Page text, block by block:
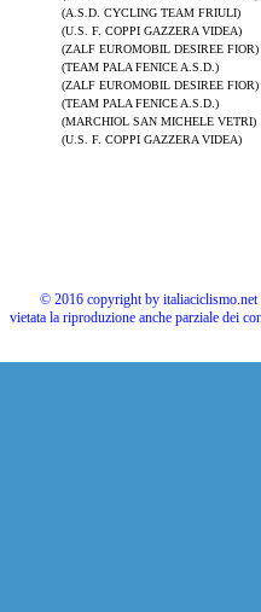
(A.S.D. CYCLING TEAM FRIULI)
(U.S. F. COPPI GAZZERA VIDEA)
(ZALF EUROMOBIL DESIREE FIOR)
(TEAM PALA FENICE A.S.D.)
(ZALF EUROMOBIL DESIREE FIOR)
(TEAM PALA FENICE A.S.D.)
(MARCHIOL SAN MICHELE VETRI)
(U.S. F. COPPI GAZZERA VIDEA)
© 2016 copyright by
vietata la riproduzione anche parziale dei